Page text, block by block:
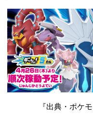
『出典・ポケ